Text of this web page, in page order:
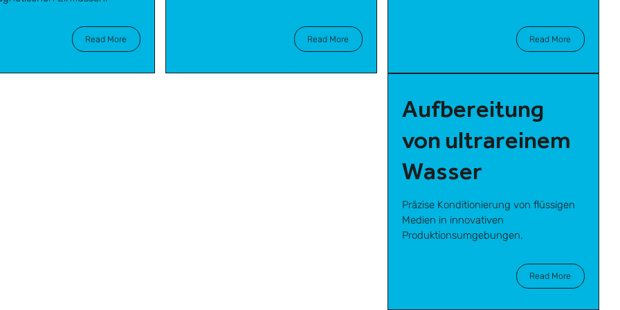
Read More Read More Read More
Aufbereitung
von ultrareinem
Wasser
Präzise Konditionierung von flüssigen
Medien in innovativen
Produktionsumgebungen.
Read More